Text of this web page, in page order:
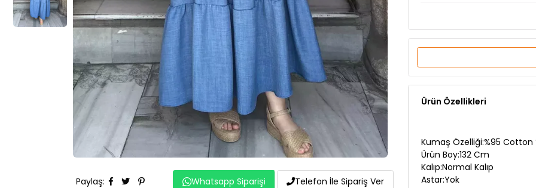
Paylaş: Whatsapp Siparişi Telefon İle Sipariş Ver
Ürün Özellikleri
Kalıp:Normal Kalıp
Astar:Yok
Fermuar:Yok
Esneklik:Yok